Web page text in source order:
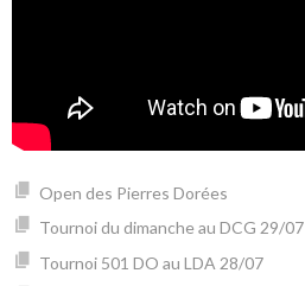
Open des Pierres Dorées
Tournoi du dimanche au DCG 29/07
Tournoi 501 DO au LDA 28/07